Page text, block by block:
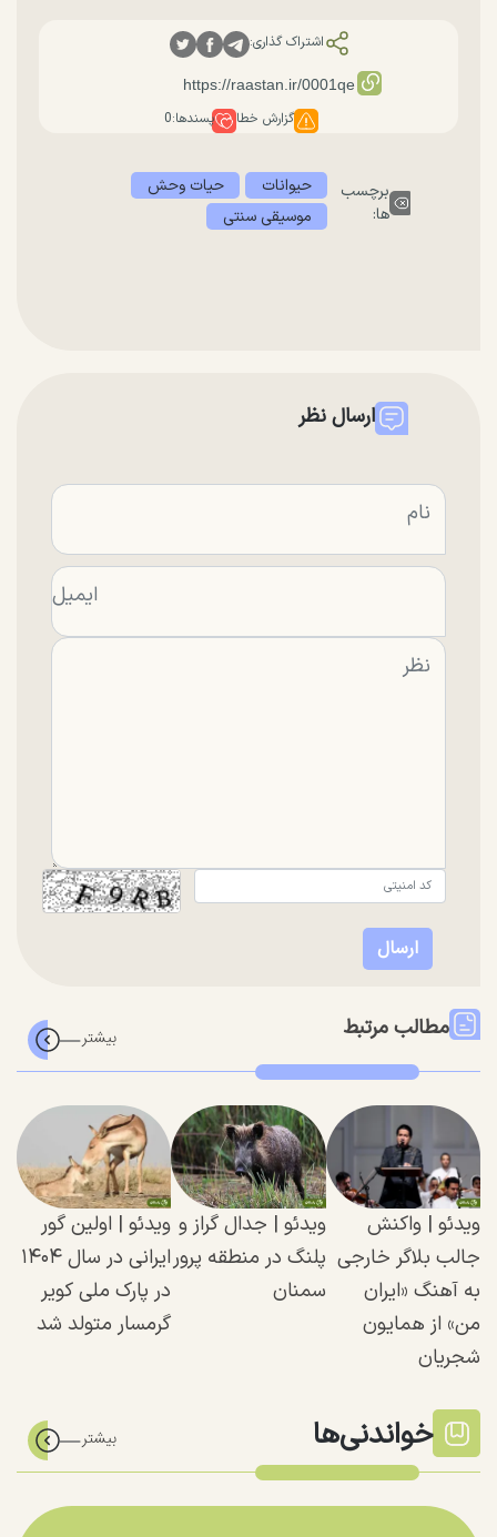
اشتراک گذاری:
گزارش خطا پسندها:0
برچسب
ها:
حیوانات
حیات وحش
موسیقی سنتی
ارسال نظر
مطالب مرتبط
ویدئو | واکنش
جالب بلاگر خارجی
به آهنگ «ایران
من» از همایون
شجریان
ویدئو | جدال گراز و
پلنگ در منطقه پرور
سمنان
ویدئو | اولین گور
ایرانی در سال ۱۴۰۴
در پارک ملی کویر
گرمسار متولد شد
خواندنی‌ها